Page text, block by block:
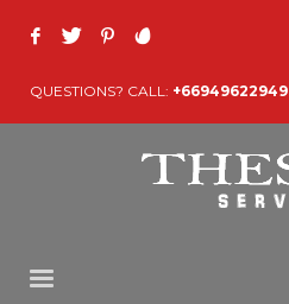
QUESTIONS? CALL: +66949622949